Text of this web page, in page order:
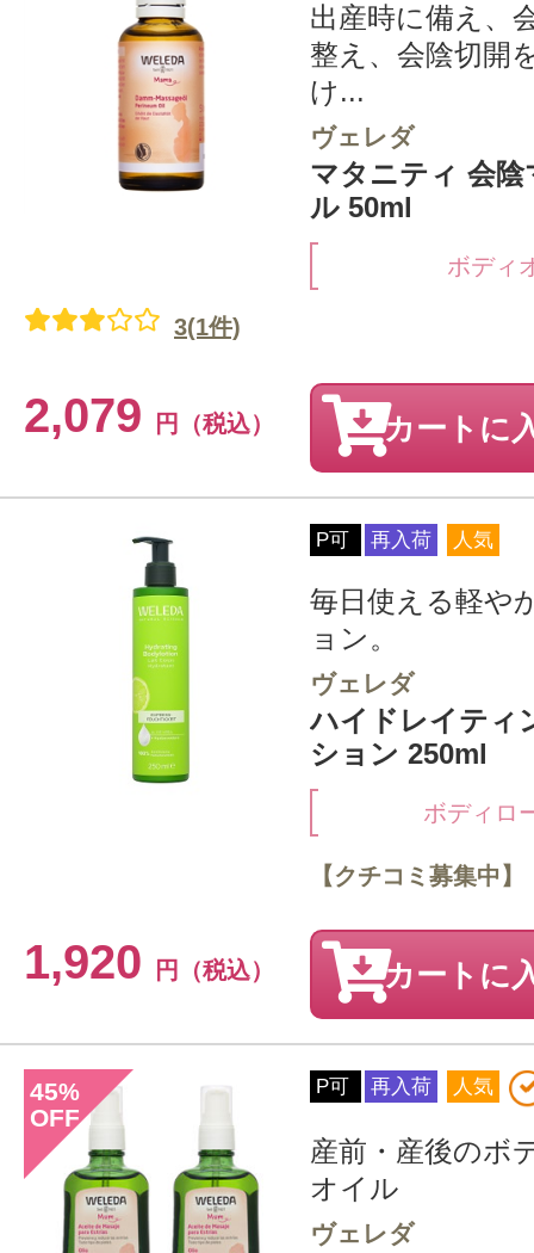
出産時に備え、
整え、会陰切開
け...
ヴェレダ
マタニティ 会
ル 50ml
ボディ
2,079 円（税込）
3(1件)
カートに
P可 再入荷 人気
毎日使える軽や
ョン。
ヴェレダ
ハイドレイティ
ション 250ml
ボディロ
1,920 円（税込）
【クチコミ募集中】
カートに
45%
OFF
P可 再入荷 人気
産前・産後のボ
オイル
ヴェレダ